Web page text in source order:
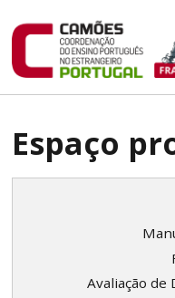
Espaço
Avaliação de